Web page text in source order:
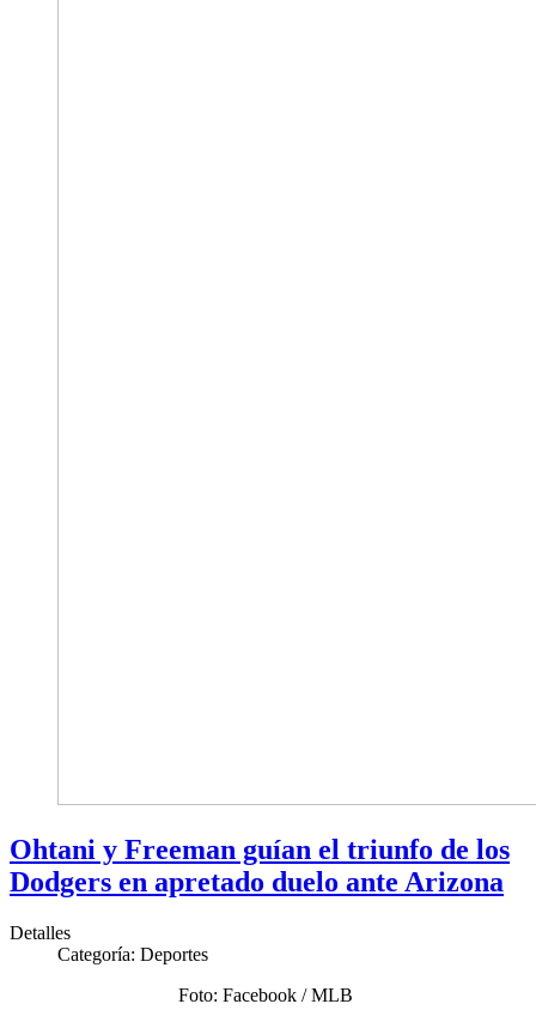
Ohtani y Freeman guían el triunfo de los
Dodgers en apretado duelo ante Arizona
Detalles
Categoría: Deportes
Foto: Facebook / MLB